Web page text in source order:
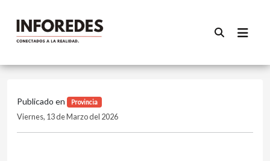
Publicado en Provincia
Viernes, 13 de Marzo del 2026